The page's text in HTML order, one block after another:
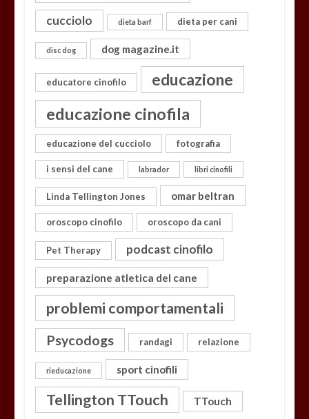
cucciolo dieta barf dieta per cani
disc dog dog magazine.it
educatore cinofilo educazione
educazione cinofila
educazione del cucciolo fotografia
i sensi del cane labrador libri cinofili
Linda Tellington Jones omar beltran
oroscopo cinofilo oroscopo da cani
Pet Therapy podcast cinofilo
preparazione atletica del cane
problemi comportamentali
Psycodogs randagi relazione
rieducazione sport cinofili
Tellington TTouch TTouch